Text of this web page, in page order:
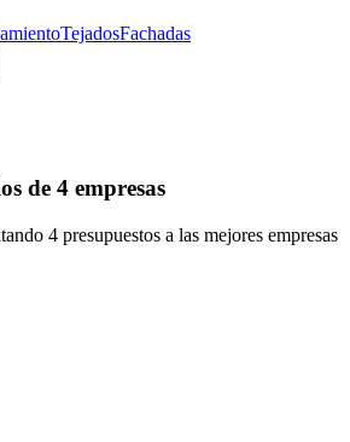
TejadosFachadas
de 4 empresas
4 presupuestos a las mejores empresas